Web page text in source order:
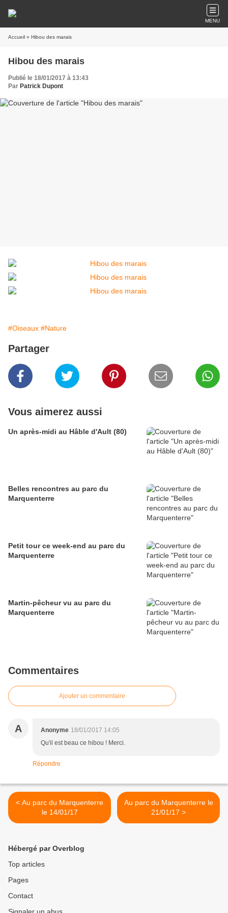
MENU
Accueil » Hibou des marais
Hibou des marais
Publié le 18/01/2017 à 13:43
Par Patrick Dupont
#Oiseaux #Nature
Partager
Vous aimerez aussi
Un après-midi au Hâble d'Ault (80)
Belles rencontres au parc du
Marquenterre
Petit tour ce week-end au parc du
Marquenterre
Martin-pêcheur vu au parc du
Marquenterre
Commentaires
Ajouter un commentaire
A Anonyme 18/01/2017 14:05
Qu'il est beau ce hibou ! Merci.
Répondre
< Au parc du Marquenterre
le 14/01/17
Au parc du Marquenterre le
21/01/17 >
Hébergé par Overblog
Top articles
Pages
Contact